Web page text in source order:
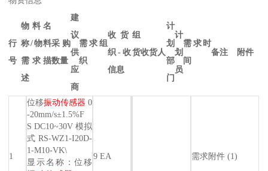
行
号
物料名
称/物料
需求描
述
采购
数量
建
议
供
应
商
需求组
织
收货组
织-收货
信息
收货人
计
划
部
门
计
划
员
需求时
间
备注 附件
1
位移振动传感器 0
-20mm/s±1.5%F
S DC10~30V 模拟
式 RS-WZ1-I20D-
1-M10-VK\
显示名称：位移
9 EA 需求附件 (1)